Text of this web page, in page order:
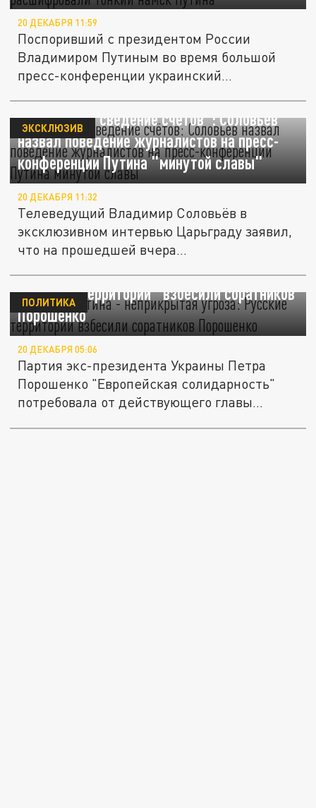
20 ДЕКАБРЯ 11:59
Поспоривший с президентом России
Владимиром Путиным во время большой
пресс-конференции украинский
"Самопиар и сведение счётов": Соловьёв
назвал поведение журналистов на пресс-
конференции Путина "минутой славы"
ЭКСКЛЮЗИВ
20 ДЕКАБРЯ 11:32
Телеведущий Владимир Соловьёв в
эксклюзивном интервью Царьграду заявил,
что на прошедшей вчера...
"В словах Путина - неприкрытая угроза":
"Русские территории" взбесили соратников
Порошенко
ПОЛИТИКА
20 ДЕКАБРЯ 05:06
Партия экс-президента Украины Петра
Порошенко "Европейская солидарность"
потребовала от действующего главы...